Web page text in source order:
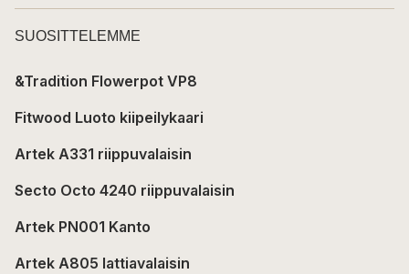
SUOSITTELEMME
&Tradition Flowerpot VP8
Fitwood Luoto kiipeilykaari
Artek A331 riippuvalaisin
Secto Octo 4240 riippuvalaisin
Artek PN001 Kanto
Artek A805 lattiavalaisin